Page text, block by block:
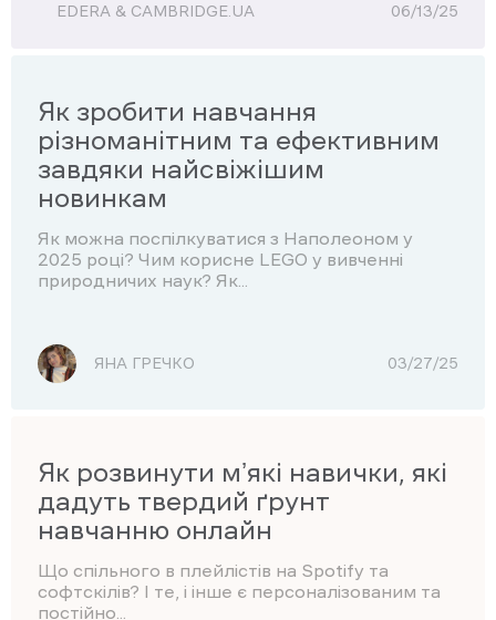
EDERA & CAMBRIDGE.UA 06/13/25
Як зробити навчання
різноманітним та ефективним
завдяки найсвіжішим
новинкам
Як можна поспілкуватися з Наполеоном у
2025 році? Чим корисне LEGO у вивченні
природничих наук? Як...
ЯНА ГРЕЧКО 03/27/25
Як розвинути мʼякі навички, які
дадуть твердий ґрунт
навчанню онлайн
Що спільного в плейлістів на Spotify та
софтскілів? І те, і інше є персоналізованим та
постійно...